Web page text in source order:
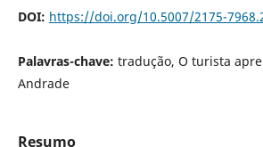
DOI: https://doi.org/10.5007/2175-
Palavras-chave: tradução, O turista
Andrade
Resumo